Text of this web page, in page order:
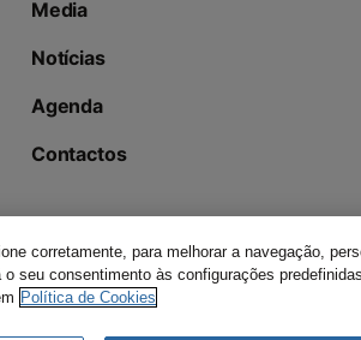
Media
Notícias
Agenda
Contactos
corretamente, para melhorar a navegação,
seu consentimento às configurações
Política de Cookies